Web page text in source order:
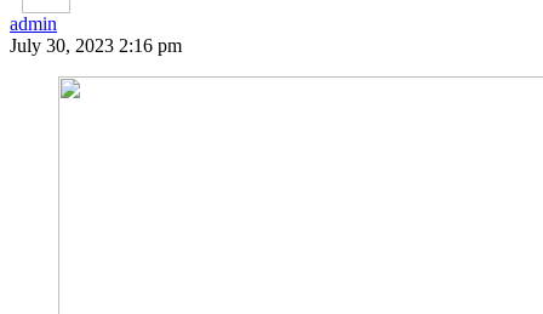
admin
July 30, 2023 2:16 pm